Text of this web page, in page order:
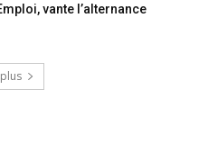
vante l’alternance